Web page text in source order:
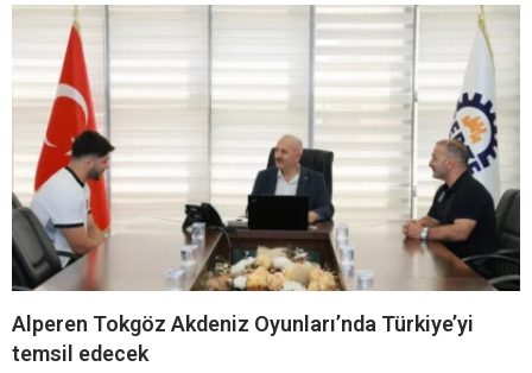
Alperen Tokgöz Akdeniz Oyunları’nda Türkiye’yi
temsil edecek